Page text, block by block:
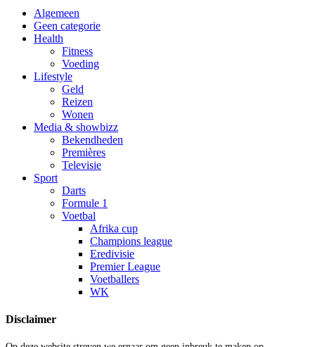
Algemeen
Geen categorie
Health
Fitness
Voeding
Lifestyle
Geld
Reizen
Wonen
Media & showbizz
Bekendheden
Premières
Televisie
Sport
Darts
Formule 1
Voetbal
Afrika cup
Champions league
Eredivisie
Premier League
Voetballers
WK
Disclaimer